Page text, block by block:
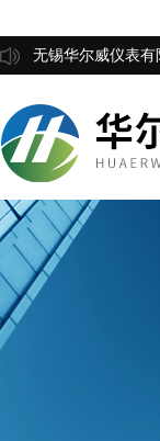
无锡华尔威仪表有